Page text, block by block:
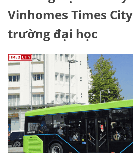
Vinhomes Times
trường đại học